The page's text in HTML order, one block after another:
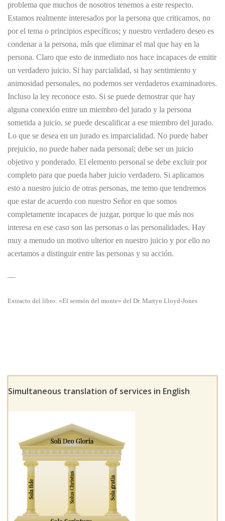
problema que muchos de nosotros tenemos a este respecto.
Estamos realmente interesados por la persona que criticamos, no
por el tema o principios específicos; y nuestro verdadero deseo es
condenar a la persona, más que eliminar el mal que hay en la
persona. Claro que esto de inmediato nos hace incapaces de emitir
un verdadero juicio. Si hay parcialidad, si hay sentimiento y
animosidad personales, no podemos ser verdaderos examinadores.
Incluso la ley reconoce esto. Si se puede demostrar que hay
alguna conexión entre un miembro del jurado y la persona
sometida a juicio, se puede descalificar a ese miembro del jurado.
Lo que se desea en un jurado es imparcialidad. No puede haber
prejuicio, no puede haber nada personal; debe ser un juicio
objetivo y ponderado. El elemento personal se debe excluir por
completo para que pueda haber juicio verdadero. Si aplicamos
esto a nuestro juicio de otras personas, me temo que tendremos
que estar de acuerdo con nuestro Señor en que somos
completamente incapaces de juzgar, porque lo que más nos
interesa en ese caso son las personas o las personalidades. Hay
muy a menudo un motivo ulterior en nuestro juicio y por ello no
acertamos a distinguir entre las personas y su acción.
—
Extracto del libro: «El sermón del monte» del Dr. Martyn Lloyd-Jones
Simultaneous translation of services in English